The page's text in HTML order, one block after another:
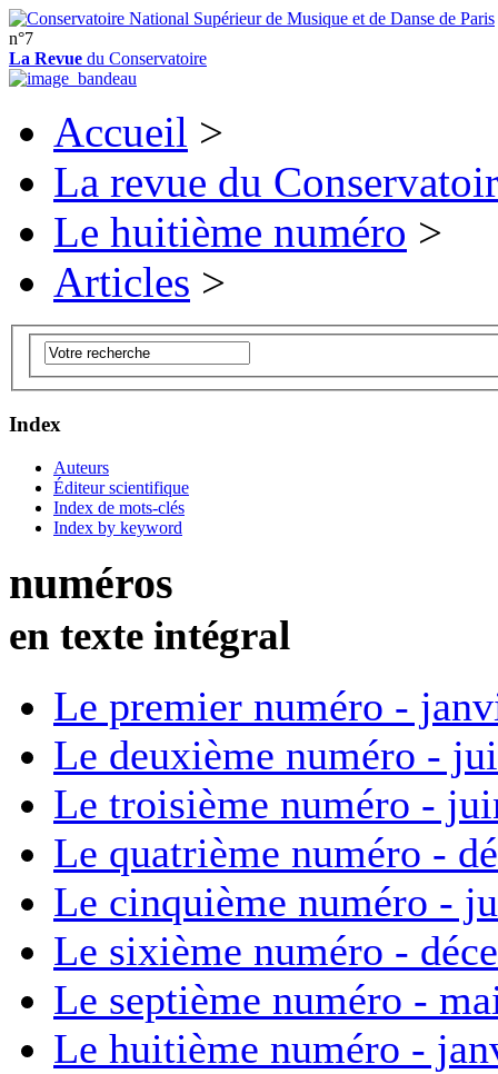
n°7
La Revue du Conservatoire
Accueil >
La revue du
Le huitième numéro >
Articles >
Index
Auteurs
Éditeur scientifique
Index de mots-clés
Index by keyword
numéros
en texte intégral
Le premier numéro -
Le deuxième numéro -
Le troisième numéro -
Le quatrième numéro -
Le cinquième numéro -
Le sixième numéro -
Le septième numéro -
Le huitième numéro -